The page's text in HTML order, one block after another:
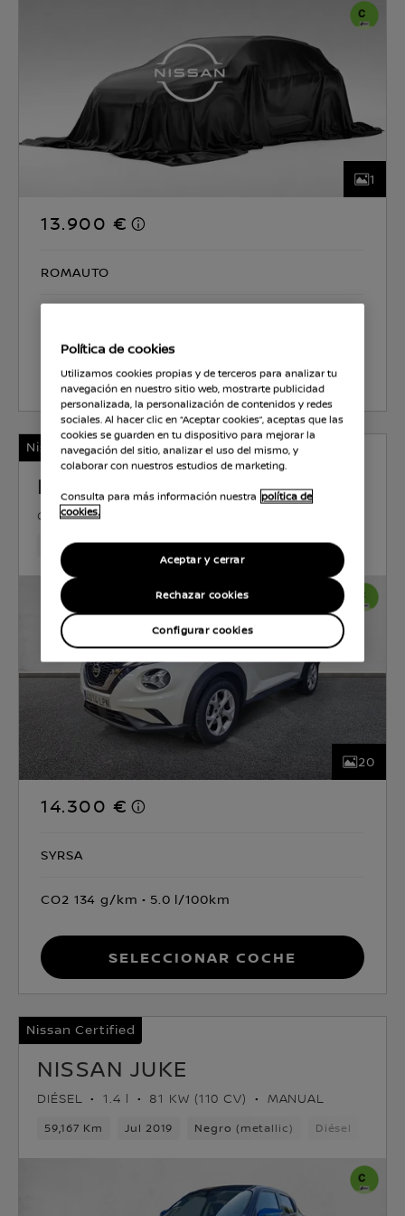
1
13.900 €
ROMAUTO
Seleccionar coche
Nissan Certified
NISSAN JUKE
GASOLINA
96,651 Km May 2021 Sapporo White (solido)
20
14.300 €
SYRSA
CO2 134 g/km 5.0 l/100km
Seleccionar coche
Nissan Certified
NISSAN JUKE
DIÉSEL 1.4 l 81 KW (110 CV) MANUAL
59,167 Km Jul 2019 Negro (metallic) Diésel
Política de cookies
Utilizamos cookies propias y de terceros para analizar tu
navegación en nuestro sitio web, mostrarte publicidad
personalizada, la personalización de contenidos y redes
sociales. Al hacer clic en “Aceptar cookies”, aceptas que las
cookies se guarden en tu dispositivo para mejorar la
navegación del sitio, analizar el uso del mismo, y
colaborar con nuestros estudios de marketing.
Consulta para más información nuestra política de
cookies.
Rechazar cookies
Aceptar y cerrar
Configurar cookies